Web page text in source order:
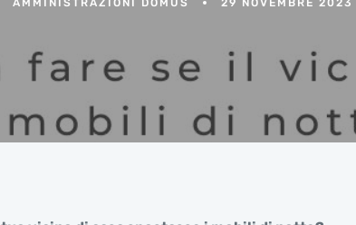
AMMINISTRAZIONI DOMUS 29 NOVEMBRE 2023